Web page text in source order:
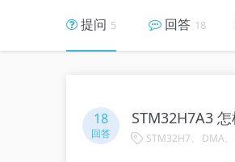
提问 5 回答 18
18
回答 STM32H7 DMA